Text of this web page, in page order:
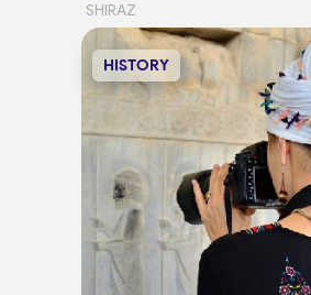
SHIRAZ
HISTORY